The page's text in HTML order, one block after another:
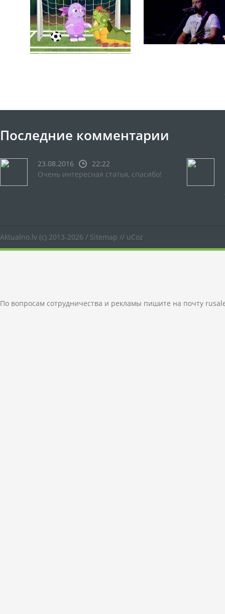
Последние комментарии
23.08.2016
22:22
Очень интересная статья, спасибо!
Aktualno.lv (c) 2013-2026 / Sitemap // uCoz
По вопросам сотрудничества и рекламы пишите на почту